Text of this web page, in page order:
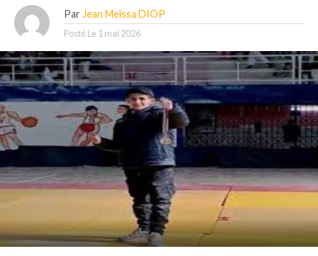
Par Jean Meïssa DIOP
Posté Le 1 mai 2026